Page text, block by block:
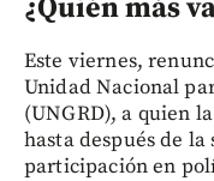
¿Quién más
Este viernes,
Unidad Nacional
(UNGRD), a quien
hasta después de
participación en